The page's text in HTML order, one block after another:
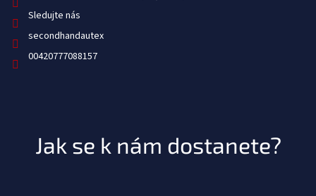
Sledujte nás
secondhandautex
00420777088157
Jak se k nám dostanete?